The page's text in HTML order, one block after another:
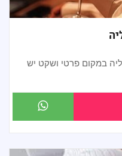
במקום פרטי ושקט יש